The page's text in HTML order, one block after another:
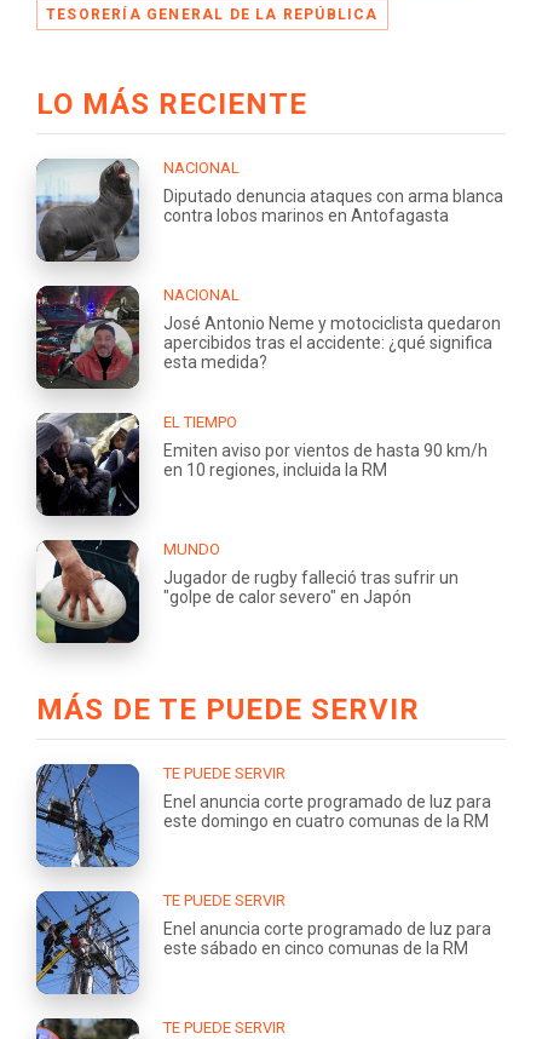
TESORERÍA GENERAL DE LA REPÚBLICA
LO MÁS RECIENTE
NACIONAL
Diputado denuncia ataques con arma blanca
contra lobos marinos en Antofagasta
NACIONAL
José Antonio Neme y motociclista quedaron
apercibidos tras el accidente: ¿qué significa
esta medida?
EL TIEMPO
Emiten aviso por vientos de hasta 90 km/h
en 10 regiones, incluida la RM
MUNDO
Jugador de rugby falleció tras sufrir un
"golpe de calor severo" en Japón
MÁS DE TE PUEDE SERVIR
TE PUEDE SERVIR
Enel anuncia corte programado de luz para
este domingo en cuatro comunas de la RM
TE PUEDE SERVIR
Enel anuncia corte programado de luz para
este sábado en cinco comunas de la RM
TE PUEDE SERVIR